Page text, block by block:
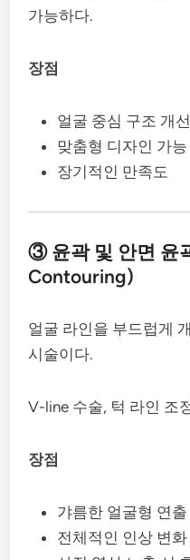
가능하다.
장점
얼굴 중심 구조 개선
맞춤형 디자인 가능
장기적인 만족도
③ 윤곽 및 안면 윤
Contouring)
얼굴 라인을 부드럽게
시술이다.
V-line 수술, 턱 라인 조
장점
갸름한 얼굴형 연출
전체적인 인상 변화